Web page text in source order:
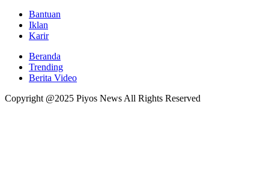
Bantuan
Iklan
Karir
Beranda
Trending
Berita Video
Copyright @2025 Piyos News All Rights Reserved